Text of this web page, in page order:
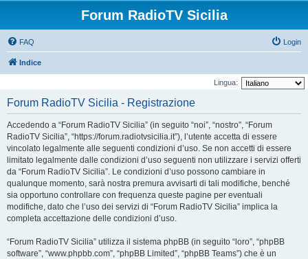
Forum RadioTV Sicilia
FAQ Login
Indice
Lingua:
Forum RadioTV Sicilia - Registrazione
Accedendo a “Forum RadioTV Sicilia” (in seguito “noi”, “nostro”, “Forum
RadioTV Sicilia”, “https://forum.radiotvsicilia.it”), l’utente accetta di essere
vincolato legalmente alle seguenti condizioni d’uso. Se non accetti di essere
limitato legalmente dalle condizioni d’uso seguenti non utilizzare i servizi offerti
da “Forum RadioTV Sicilia”. Le condizioni d’uso possono cambiare in
qualunque momento, sarà nostra premura avvisarti di tali modifiche, benché
sia opportuno controllare con frequenza queste pagine per eventuali
modifiche, dato che l’uso dei servizi di “Forum RadioTV Sicilia” implica la
completa accettazione delle condizioni d’uso.
“Forum RadioTV Sicilia” utilizza il sistema phpBB (in seguito “loro”, “phpBB
software”, “www.phpbb.com”, “phpBB Limited”, “phpBB Teams”) che è un